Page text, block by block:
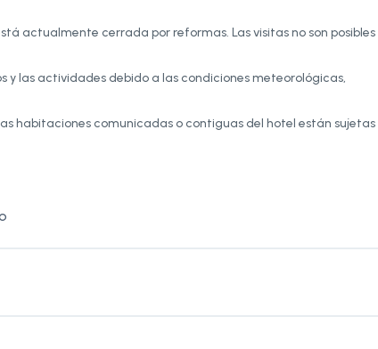
actualmente cerrada por reformas. Las visitas no son posibles
y las actividades debido a las condiciones meteorológicas,
habitaciones comunicadas o contiguas del hotel están sujetas